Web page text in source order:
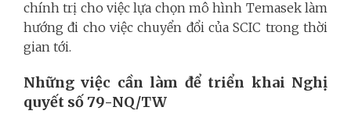
chính trị cho việc lựa chọn mô hình Temasek làm
hướng đi cho việc chuyển đổi của SCIC trong thời
gian tới.
Những việc cần làm để triển khai Nghị
quyết số 79-NQ/TW